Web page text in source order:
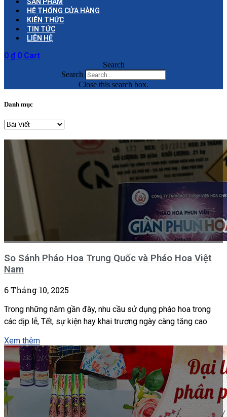
HỆ THỐNG CỬA HÀNG
KIẾN THỨC
TIN TỨC
LIÊN HỆ
0 ₫ 0 Cart
Search
Search
Close this search box.
Danh mục
Danh
So Sánh Pháo Hoa Trung Quốc và Pháo Hoa Việt
Nam
6 Tháng 10, 2025
Trong những năm gần đây, nhu cầu sử dụng pháo hoa trong
các dịp lễ, Tết, sự kiện hay khai trương ngày càng tăng cao
Xem thêm